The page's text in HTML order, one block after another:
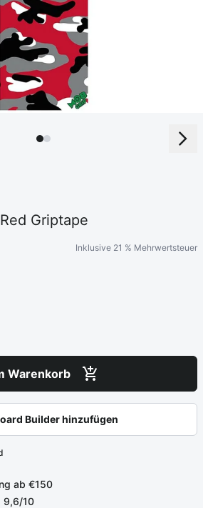
Griptape
Inklusive 21 % Mehrwertsteuer
Warenkorb
Builder hinzufügen
ab €150
9,6/10